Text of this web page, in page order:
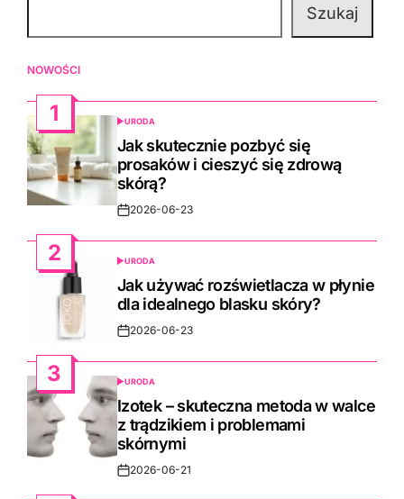
Szukaj
NOWOŚCI
1
POSTED
IN
URODA
Jak skutecznie pozbyć się
prosaków i cieszyć się zdrową
skórą?
Post2026-06-23
2
POSTED
IN
URODA
Jak używać rozświetlacza w płynie
dla idealnego blasku skóry?
Post2026-06-23
3
POSTED
IN
URODA
Izotek – skuteczna metoda w walce
z trądzikiem i problemami
skórnymi
Post2026-06-21